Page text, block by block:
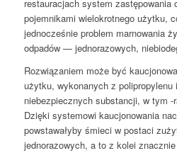
restauracjach system zastępowania
pojemnikami wielokrotnego użytku,
jednocześnie problem marnowania
odpadów — jednorazowych,
Rozwiązaniem może być
użytku, wykonanych z polipropylenu
niebezpiecznych substancji, w tym
Dzięki systemowi kaucjonowania
powstawałyby śmieci w postaci
jednorazowych, a to z kolei